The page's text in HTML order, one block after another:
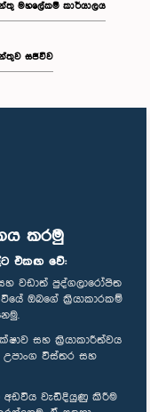
කරමු
එකඟ වේ:
වඩාත් පුද්ගලාරෝපිත
ඔබගේ ක්‍රියාකාරකම්
සහ ක්‍රියාකාරීත්වය
විස්තර සහ
අඩවිය වැඩිදියුණු කිරීම
මහලේකම් කාර්යාලය
සජීවීව